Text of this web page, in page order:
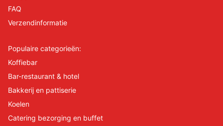
FAQ
Verzendinformatie
Populaire categorieën:
Koffiebar
Bar-restaurant & hotel
Bakkerij en pattiserie
Koelen
Catering bezorging en buffet